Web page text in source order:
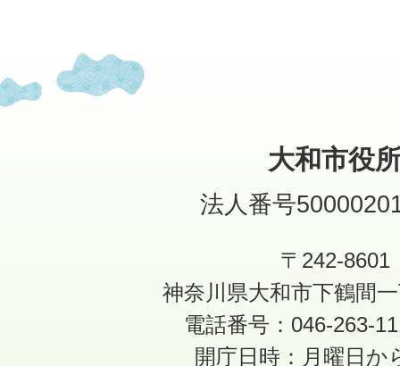
大和市役
法人番号
〒242-8601
神奈川県大和市下鶴間
電話番号：046-263-
開庁日時：月曜日か